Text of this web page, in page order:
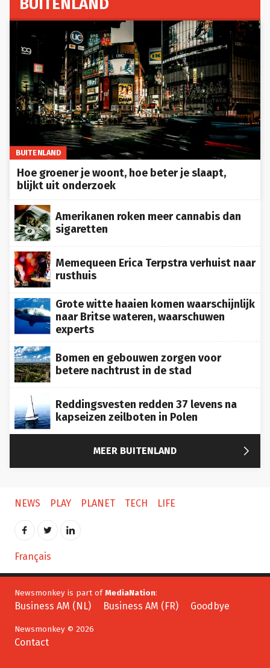
BUITENLAND
Hoe groener je woont, hoe beter je slaapt,
blijkt uit onderzoek
Amerikanen roken meer cannabis dan
sigaretten
Memequeen Erica Terpstra verhuist naar
rusthuis
Grote witte haaien komen waarschijnlijk
naar Britse wateren, waarschuwen
experts
Bomen en gebouwen zorgen voor
betere nachtrust in de stad
Reddingsvesten redden 37 levens na
kapseizen zeilboten in Polen
MEER BUITENLAND 
NEWS PLAY PLANET TECH LIFE
Français
Newsmonkey is part of MediaNation
Business AM (NL) Business AM (FR) Goodbye
Newsmonkey © 2026
Contact